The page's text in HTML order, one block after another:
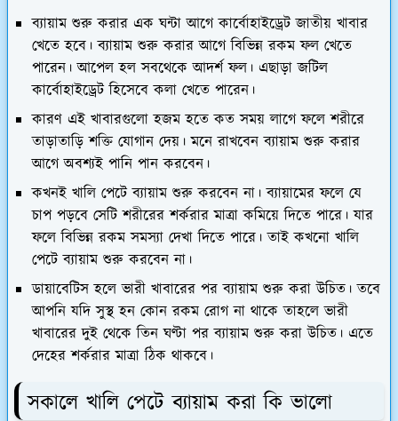
ব্যায়াম শুরু করার এক ঘন্টা আগে কার্বোহাইড্রেট জাতীয় খাবার
খেতে হবে। ব্যায়াম শুরু করার আগে বিভিন্ন রকম ফল খেতে
পারেন। আপেল হল সবথেকে আদর্শ ফল। এছাড়া জটিল
কার্বোহাইড্রেট হিসেবে কলা খেতে পারেন।
কারণ এই খাবারগুলো হজম হতে কত সময় লাগে ফলে শরীরে
তাড়াতাড়ি শক্তি যোগান দেয়। মনে রাখবেন ব্যায়াম শুরু করার
আগে অবশ্যই পানি পান করবেন।
কখনই খালি পেটে ব্যায়াম শুরু করবেন না। ব্যায়ামের ফলে যে
চাপ পড়বে সেটি শরীরের শর্করার মাত্রা কমিয়ে দিতে পারে। যার
ফলে বিভিন্ন রকম সমস্যা দেখা দিতে পারে। তাই কখনো খালি
পেটে ব্যায়াম শুরু করবেন না।
ডায়াবেটিস হলে ভারী খাবারের পর ব্যায়াম শুরু করা উচিত। তবে
আপনি যদি সুস্থ হন কোন রকম রোগ না থাকে তাহলে ভারী
খাবারের দুই থেকে তিন ঘণ্টা পর ব্যায়াম শুরু করা উচিত। এতে
দেহের শর্করার মাত্রা ঠিক থাকবে।
সকালে খালি পেটে ব্যায়াম করা কি ভালো